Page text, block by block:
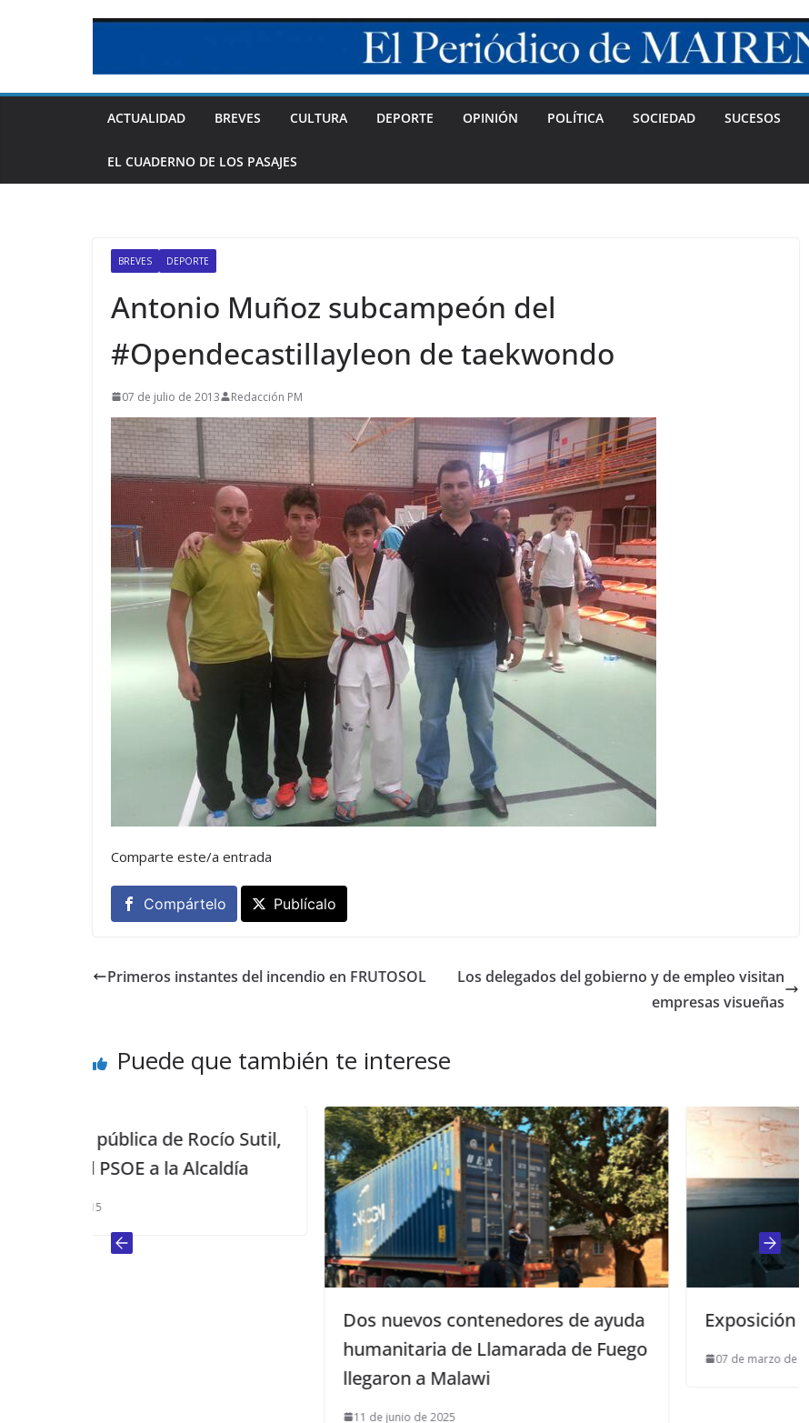
ACTUALIDAD BREVES CULTURA DEPORTE OPINIÓN POLÍTICA SOCIEDAD SUCESOS
EL CUADERNO DE LOS PASAJES
BREVES DEPORTE
Antonio Muñoz subcampeón del
#Opendecastillayleon de taekwondo
07 de julio de 2013 Redacción PM
Comparte este/a entrada
Compártelo Publícalo
Primeros instantes del incendio en FRUTOSOL
Los delegados del gobierno y de empleo visitan
empresas visueñas
Puede que también te interese
Dos nuevos contenedores de ayuda
humanitaria de Llamarada de Fuego
Exposición sobre la Sábana Santa
07 de marzo de 2013